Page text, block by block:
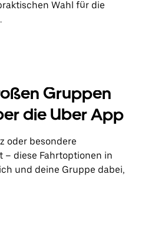
Wahl für die
Gruppen
die Uber App
oder besondere
– diese Fahrtoptionen in
und deine Gruppe dabei,